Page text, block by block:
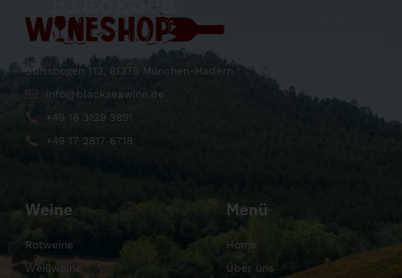
Stiftsbogen 112, 81375 München-Hadern
info@blackseawine.de
+49 16 3129 3891
+49 17 2817 6718
Weine
Rotweine
Weißweine
Menü
Home
Über uns